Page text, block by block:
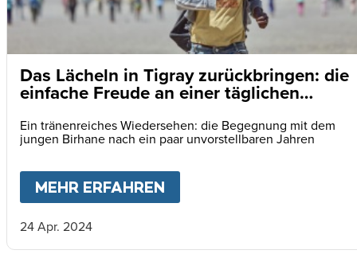
Das Lächeln in Tigray zurückbringen: die
einfache Freude an einer täglichen
Ein tränenreiches Wiedersehen: die Begegnung mit dem
jungen Birhane nach ein paar unvorstellbaren Jahren
MEHR ERFAHREN
24 Apr. 2024